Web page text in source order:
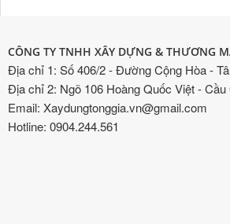
CÔNG TY TNHH XÂY DỰNG & THƯƠNG
Địa chỉ 1: Số 406/2 - Đường Cộng Hòa -
Địa chỉ 2: Ngõ 106 Hoàng Quốc Việt -
Email: Xaydungtonggia.vn@gmail.com
Hotline: 0904.244.561